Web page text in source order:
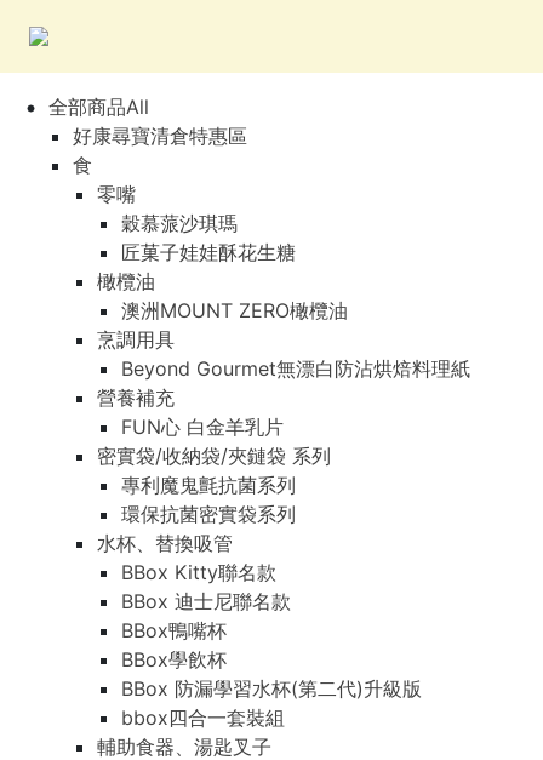
全部商品All
好康尋寶清倉特惠區
食
零嘴
穀慕蒎沙琪瑪
匠菓子娃娃酥花生糖
橄欖油
澳洲MOUNT ZERO橄欖油
烹調用具
Beyond Gourmet無漂白防沾烘焙料理紙
營養補充
FUN心 白金羊乳片
密實袋/收納袋/夾鏈袋 系列
專利魔鬼氈抗菌系列
環保抗菌密實袋系列
水杯、替換吸管
BBox Kitty聯名款
BBox 迪士尼聯名款
BBox鴨嘴杯
BBox學飲杯
BBox 防漏學習水杯(第二代)升級版
bbox四合一套裝組
輔助食器、湯匙叉子